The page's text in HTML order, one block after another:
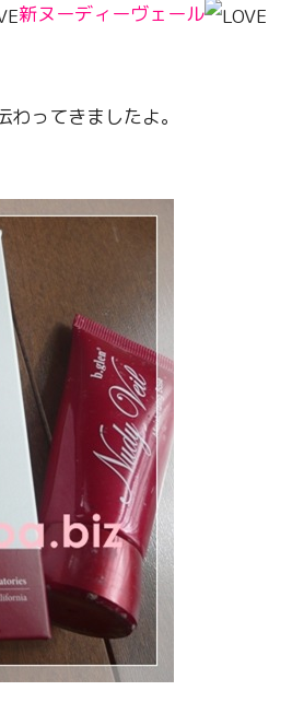
新ヌーディーヴェール
ってきましたよ。